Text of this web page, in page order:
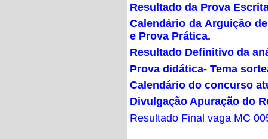
Resultado da Prova
Calendário da Arguição
e Prova Prática.
Resultado Definitivo da
Prova didática- Tema
Calendário do concurso
Divulgação Apuração do
Resultado Final vaga MC